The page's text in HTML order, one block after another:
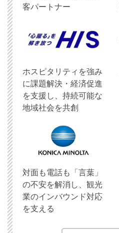
客パートナー
ホスピタリティを強み
に課題解決・経済促進
を支援し、持続可能な
地域社会を共創
対面も電話も「言葉」
の不安を解消し、観光
業のインバウンド対応
を支える